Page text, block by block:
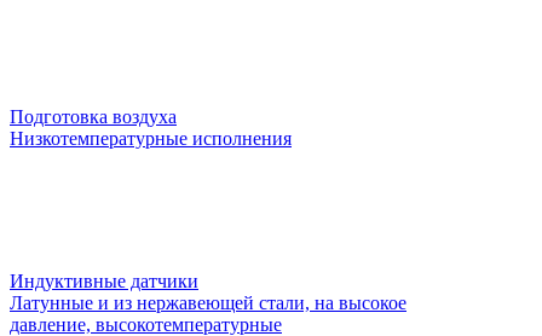
Подготовка воздуха
Низкотемпературные исполнения
Индуктивные датчики
Латунные и из нержавеющей стали, на высокое
давление, высокотемпературные